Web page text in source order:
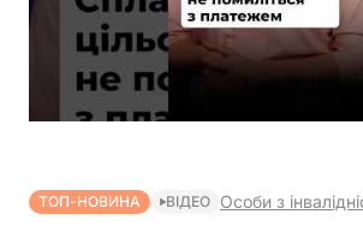
ТОП-НОВИНА ВІДЕО Особи з